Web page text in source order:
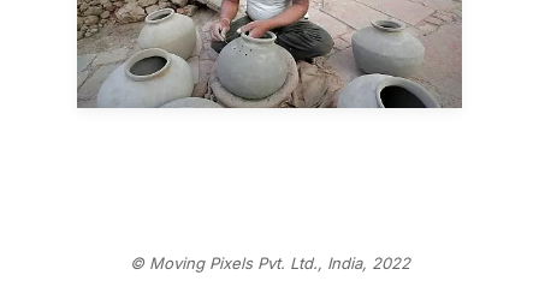
© Moving Pixels Pvt. Ltd., India, 2022